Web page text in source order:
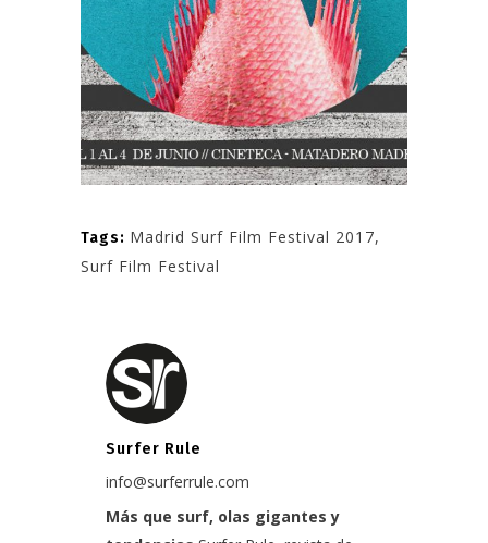
Tags: Madrid Surf Film Festival 2017,
Surf Film Festival
Surfer Rule
info@surferrule.com
Más que surf, olas gigantes y